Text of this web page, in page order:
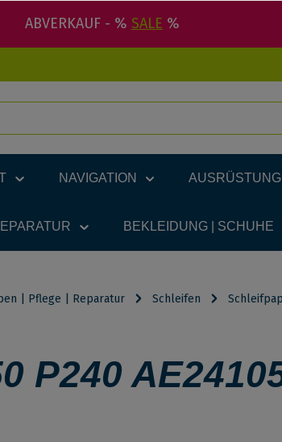
ABVERKAUF - % SALE %
NAVIGATION AUSRÜSTUNG
BEKLEIDUNG | SCHUHE
| Pflege | Reparatur Schleifen
P240